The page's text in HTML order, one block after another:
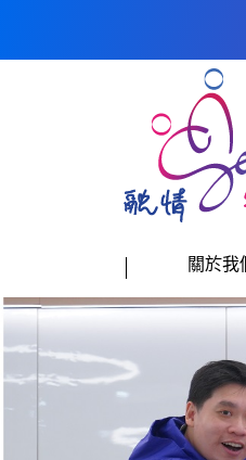
關於我